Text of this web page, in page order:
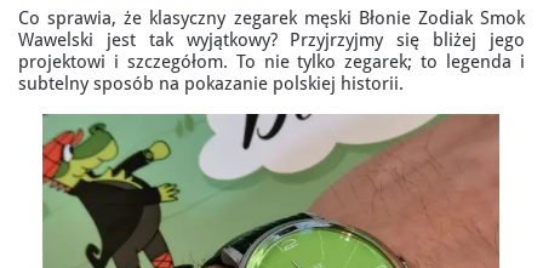
Co sprawia, że klasyczny zegarek męski Błonie Zodiak Smok
Wawelski jest tak wyjątkowy? Przyjrzyjmy się bliżej jego
projektowi i szczegółom. To nie tylko zegarek; to legenda i
subtelny sposób na pokazanie polskiej historii.